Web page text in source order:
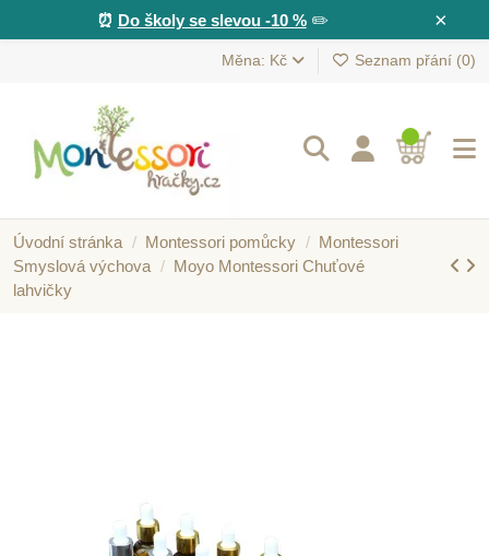
×
⏰ Do školy se slevou -10 %✏️
Měna: Kč Seznam přání (0)
Úvodní stránka Montessori pomůcky
Montessori
Smyslová výchova
Moyo Montessori Chuťové
lahvičky